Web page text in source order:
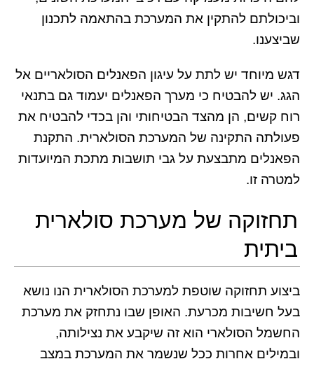
וביכולתם להתקין את המערכת בהתאמה לתכנון
שביצענו.
דגש מיוחד יש לתת על עיגון הפאנלים הסולאריים אל
הגג. יש להבטיח כי מערך הפאנלים יעמוד גם בתנאי
רוח קשים, הן מהצד הבטיחותי והן בכדי להבטיח את
פעולתה התקינה של המערכת הסולארית. התקנת
הפאנלים מתבצעת על גבי תושבות מתכת המיועדות
למטרה זו.
תחזוקה של מערכת סולארית
ביתית
ביצוע תחזוקה שוטפת למערכת הסולארית הנו נושא
בעל חשיבות מכרעת. האופן שבו נתחזק את מערכת
החשמל הסולארי הוא זה שיקבע את נצילותה,
ובמילים אחרות ככל שנשמר את המערכת במצב